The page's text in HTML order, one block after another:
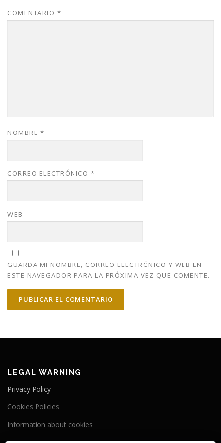
COMENTARIO *
NOMBRE *
CORREO ELECTRÓNICO *
WEB
GUARDA MI NOMBRE, CORREO ELECTRÓNICO Y WEB EN
ESTE NAVEGADOR PARA LA PRÓXIMA VEZ QUE COMENTE.
LEGAL WARNING
Privacy Policy
Cookies Policies
Information about cookies